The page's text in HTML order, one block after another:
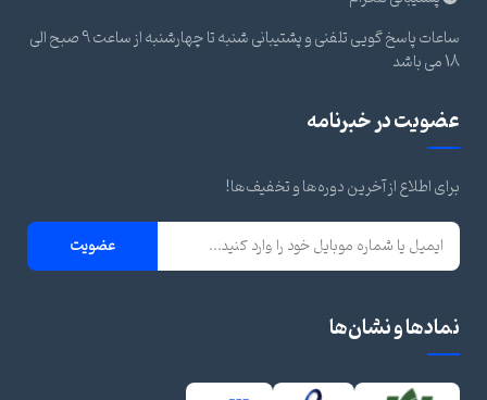
ساعات پاسخ گویی تلفنی و پشتیبانی شنبه تا چهارشنبه از ساعت 9 صبح الی
18 می باشد
عضویت در خبرنامه
برای اطلاع از آخرین دوره‌ها و تخفیف‌ها!
عضویت
نمادها و نشان‌ها